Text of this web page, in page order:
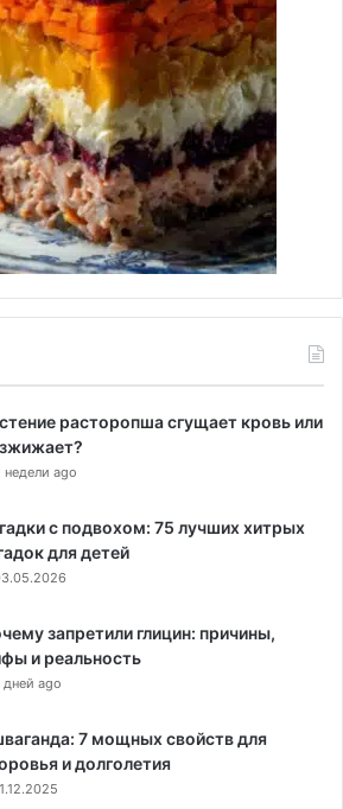
расторопша сгущает кровь или
недели ago
с подвохом: 75 лучших хитрых
для детей
запретили глицин: причины,
и реальность
дней ago
7 мощных свойств для
и долголетия